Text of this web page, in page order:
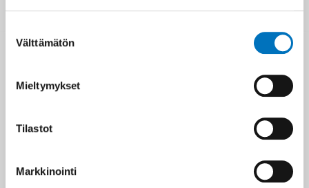
valinta
Välttämätön
Mieltymykset
Tilastot
Markkinointi